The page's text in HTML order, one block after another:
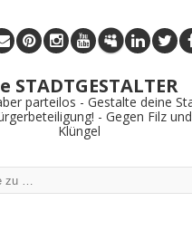
STADTGESTALTER
parteilos - Gestalte deine
- Gegen Filz und
Klüngel